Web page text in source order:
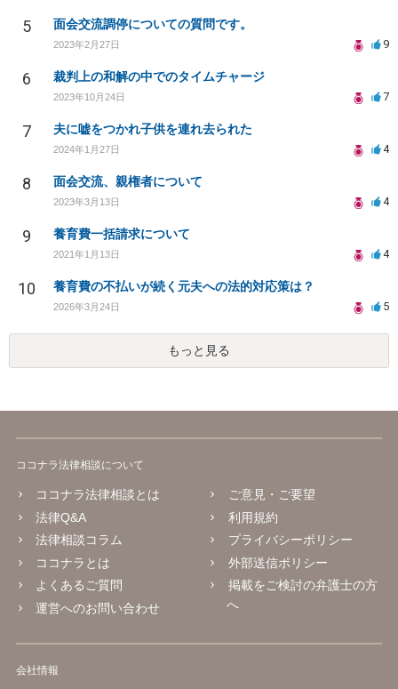
5 面会交流調停についての質問です。
2023年2月27日 9
6 裁判上の和解の中でのタイムチャージ
2023年10月24日 7
7 夫に嘘をつかれ子供を連れ去られた
2024年1月27日 4
8 面会交流、親権者について
2023年3月13日 4
9 養育費一括請求について
2021年1月13日 4
10 養育費の不払いが続く元夫への法的対応策は？
2026年3月24日 5
もっと見る
ココナラ法律相談について
ココナラ法律相談とは
法律Q&A
法律相談コラム
ココナラとは
よくあるご質問
運営へのお問い合わせ
ご意見・ご要望
利用規約
プライバシーポリシー
外部送信ポリシー
掲載をご検討の弁護士の方
へ
会社情報